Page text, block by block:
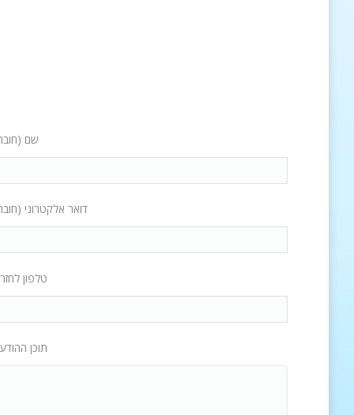
שם
דואר אלקטרוני
טלפון
תוכן